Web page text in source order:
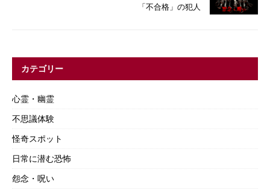
「不合格」の犯人
カテゴリー
心霊・幽霊
不思議体験
怪奇スポット
日常に潜む恐怖
怨念・呪い